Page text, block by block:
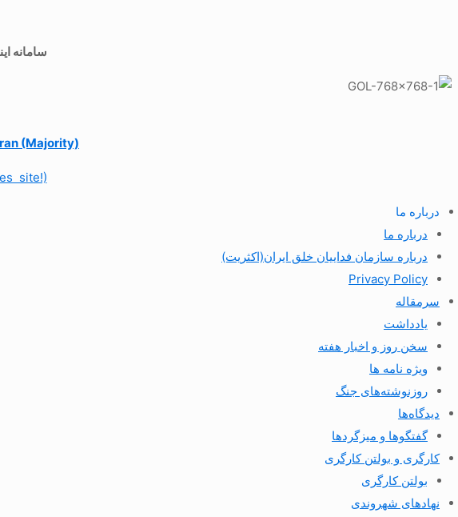
سامانه
(Majority)
site!)
درباره ما
درباره ما
درباره سازمان فداییان خلق ایران(اکثریت)
Privacy Policy
سرمقاله
یادداشت
سخن روز و اخبار هفته
ویژه نامه ها
روزنوشته‌های جنگ
دیدگاه‌ها
گفتگوها و میزگردها
کارگری و بولتن کارگری
بولتن کارگری
نهادهای شهروندی